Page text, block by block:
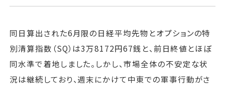
同日算出された6月限の日経平均先物とオプションの特
別清算指数（SQ）は3万8172円67銭と、前日終値とほぼ
同水準で着地しました。しかし、市場全体の不安定な状
況は継続しており、週末にかけて中東での軍事行動がさ